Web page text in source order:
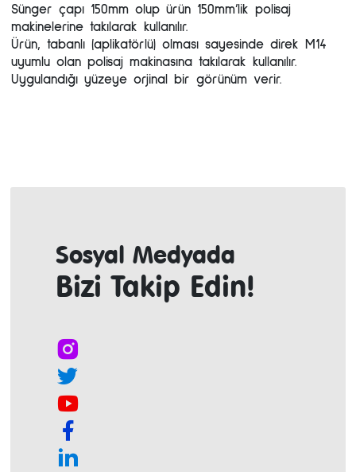
Sünger çapı 150mm olup ürün 150mm’lik polisaj
makinelerine takılarak kullanılır.
Ürün, tabanlı (aplikatörlü) olması sayesinde direk M14
uyumlu olan polisaj makinasına takılarak kullanılır.
Uygulandığı yüzeye orjinal bir görünüm verir.
Sosyal Medyada
Bizi Takip Edin!